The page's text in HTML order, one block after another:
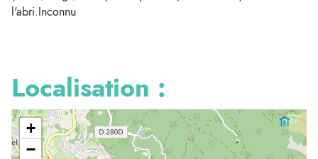
l'abri.Inconnu
Localisation :
+
−